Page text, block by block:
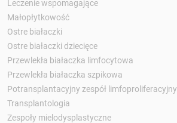
Leczenie wspomagające
Małopłytkowość
Ostre białaczki
Ostre białaczki dziecięce
Przewlekła białaczka limfocytowa
Przewlekła białaczka szpikowa
Potransplantacyjny zespół limfoproliferacyjny
Transplantologia
Zespoły mielodysplastyczne